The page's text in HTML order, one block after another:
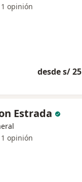
1 opinión
desde s/ 25
Estrada
1 opinión